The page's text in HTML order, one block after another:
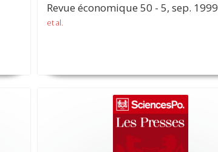
Revue économique 50 - 5, sep. 1999
et al.